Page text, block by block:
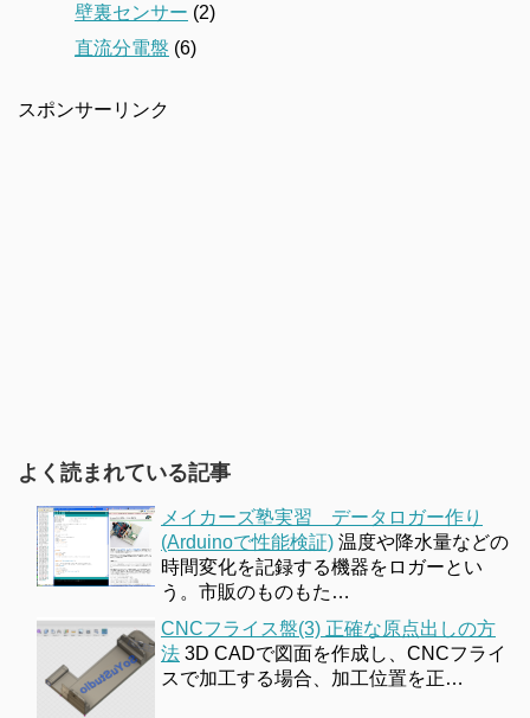
壁裏センサー (2)
直流分電盤 (6)
スポンサーリンク
よく読まれている記事
メイカーズ塾実習 データロガー作り
(Arduinoで性能検証) 温度や降水量などの
時間変化を記録する機器をロガーとい
う。市販のものもた…
CNCフライス盤(3) 正確な原点出しの方
法 3D CADで図面を作成し、CNCフライ
スで加工する場合、加工位置を正…